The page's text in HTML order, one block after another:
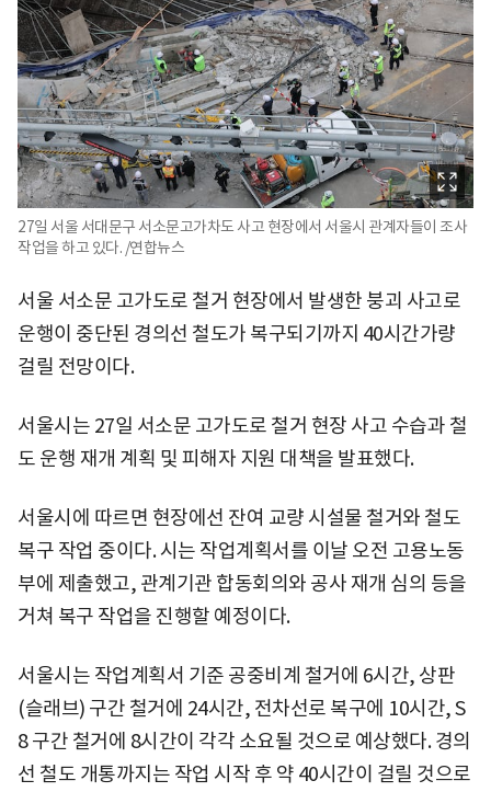
27일 서울 서대문구 서소문고가차도 사고 현장에서 서울시 관계자들이 조사
작업을 하고 있다. /연합뉴스
서울 서소문 고가도로 철거 현장에서 발생한 붕괴 사고로
운행이 중단된 경의선 철도가 복구되기까지 40시간가량
걸릴 전망이다.
서울시는 27일 서소문 고가도로 철거 현장 사고 수습과 철
도 운행 재개 계획 및 피해자 지원 대책을 발표했다.
서울시에 따르면 현장에선 잔여 교량 시설물 철거와 철도
복구 작업 중이다. 시는 작업계획서를 이날 오전 고용노동
부에 제출했고, 관계기관 합동회의와 공사 재개 심의 등을
거쳐 복구 작업을 진행할 예정이다.
서울시는 작업계획서 기준 공중비계 철거에 6시간, 상판
(슬래브) 구간 철거에 24시간, 전차선로 복구에 10시간, S
8 구간 철거에 8시간이 각각 소요될 것으로 예상했다. 경의
선 철도 개통까지는 작업 시작 후 약 40시간이 걸릴 것으로